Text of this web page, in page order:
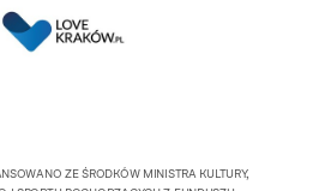
ZE ŚRODKÓW MINISTRA KULTURY,